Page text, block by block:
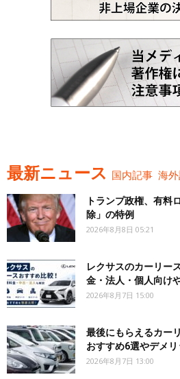
最新ニュース 国内記事 海
トランプ政権、有料
除」の特例
2026年8月8日 05:21
レクサスのカーリー
金・法人・個人向け
2026年8月7日 15:00
最後にもらえるカー
おすすめ6選やデメリ
2026年8月7日 13:00